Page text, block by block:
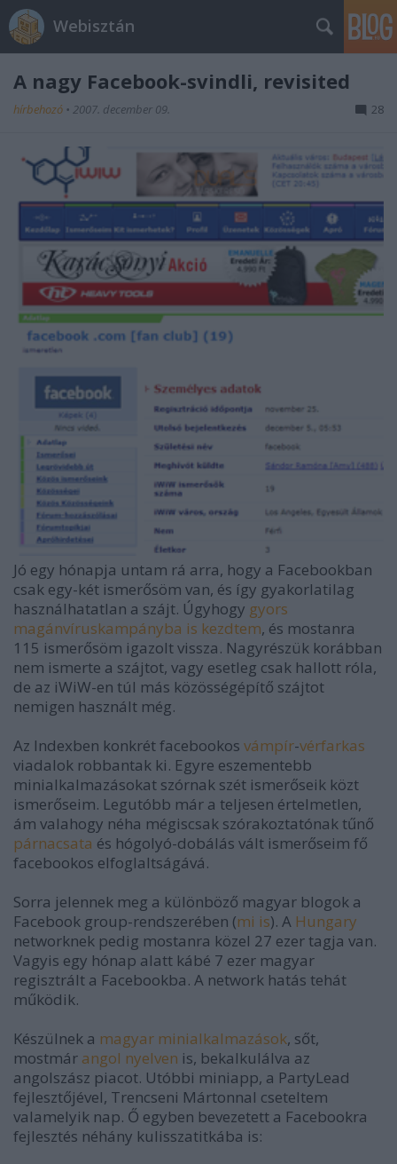
Webisztán
A nagy Facebook-svindli, revisited
hírbehozó • 2007. december 09. 28
Jó egy hónapja untam rá arra, hogy a Facebookban
csak egy-két ismerősöm van, és így gyakorlatilag
használhatatlan a szájt. Úgyhogy gyors
magánvíruskampányba is kezdtem, és mostanra
115 ismerősöm igazolt vissza. Nagyrészük korábban
nem ismerte a szájtot, vagy esetleg csak hallott róla,
de az iWiW-en túl más közösségépítő szájtot
nemigen használt még.
Az Indexben konkrét facebookos vámpír-vérfarkas
viadalok robbantak ki. Egyre eszementebb
minialkalmazásokat szórnak szét ismerőseik közt
ismerőseim. Legutóbb már a teljesen értelmetlen,
ám valahogy néha mégiscsak szórakoztatónak tűnő
párnacsata és hógolyó-dobálás vált ismerőseim fő
facebookos elfoglaltságává.
Sorra jelennek meg a különböző magyar blogok a
Facebook group-rendszerében (mi is). A Hungary
networknek pedig mostanra közel 27 ezer tagja van.
Vagyis egy hónap alatt kábé 7 ezer magyar
regisztrált a Facebookba. A network hatás tehát
működik.
Készülnek a magyar minialkalmazások, sőt,
mostmár angol nyelven is, bekalkulálva az
angolszász piacot. Utóbbi miniapp, a PartyLead
fejlesztőjével, Trencseni Mártonnal cseteltem
valamelyik nap. Ő egyben bevezetett a Facebookra
fejlesztés néhány kulisszatitkába is: